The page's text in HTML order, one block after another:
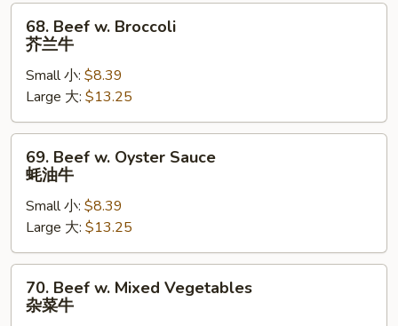
椒
Beef
Broccoli
兰
牛
68. Beef w. Broccoli
芥兰牛
Small 小: $8.39
Large 大: $13.25
Beef
Oyster
Sauce
蚝
油
69. Beef w. Oyster Sauce
蚝油牛
Small 小: $8.39
Large 大: $13.25
Beef
70. Beef w. Mixed Vegetables
杂菜牛